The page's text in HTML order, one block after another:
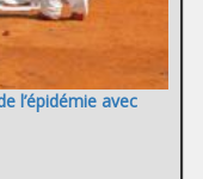
l’épidémie avec